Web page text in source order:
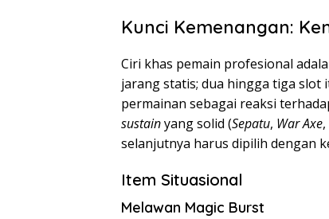
Kunci Kemenangan:
Ciri khas pemain profesional
jarang statis; dua hingga tiga
permainan sebagai reaksi
sustainyang solid (Sepatu, War Axe,
selanjutnya harus dipilih dengan
Item Situasional
Melawan Magic Burst